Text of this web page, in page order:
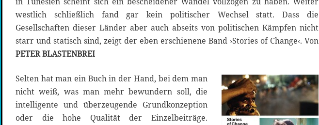
westlich schließlich fand gar kein politischer Wechsel statt. Dass die
Gesellschaften dieser Länder aber auch abseits von politischen Kämpfen nicht
starr und statisch sind, zeigt der eben erschienene Band ›Stories of Change‹. Von
PETER BLASTENBREI
Selten hat man ein Buch in der Hand, bei dem man
nicht weiß, was man mehr bewundern soll, die
intelligente und überzeugende Grundkonzeption
oder die hohe Qualität der Einzelbeiträge.